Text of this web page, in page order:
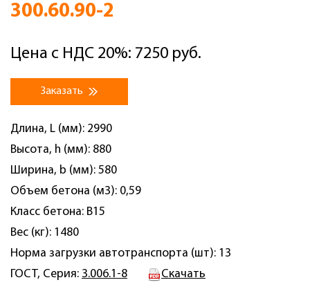
300.60.90-2
Цена с НДС 20%: 7250 руб.
Заказать
Длина, L (мм): 2990
Высота, h (мм): 880
Ширина, b (мм): 580
Объем бетона (м3): 0,59
Класс бетона: B15
Вес (кг): 1480
Норма загрузки автотранспорта (шт): 13
ГОСТ, Серия: 3.006.1-8 Скачать